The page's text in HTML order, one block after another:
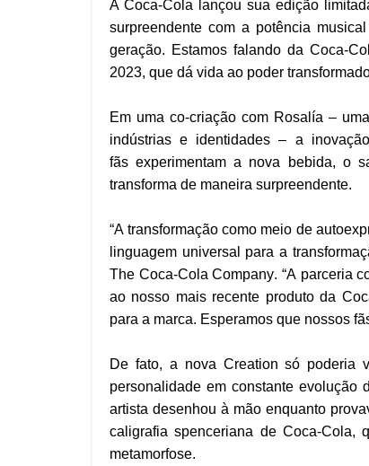
A Coca-Cola lançou sua edição
surpreendente com a potência
geração. Estamos falando da Coca-
2023, que dá vida ao poder
Em uma co-criação com Rosalía –
indústrias e identidades – a
fãs experimentam a nova bebida, o
transforma de maneira surpreendente.
“A transformação como meio de
linguagem universal para a
The Coca-Cola Company. “A parceria
ao nosso mais recente produto da
para a marca. Esperamos que nossos
De fato, a nova Creation só poderia
personalidade em constante evolução
artista desenhou à mão enquanto
caligrafia spenceriana de Coca-Cola,
metamorfose.